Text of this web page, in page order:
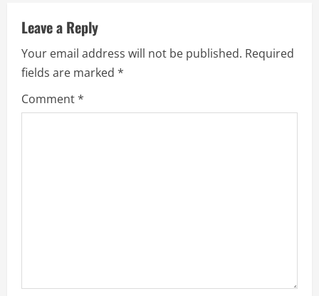
e
R
e
Leave a Reply
Your email address will not be published. Required
fields are marked *
Comment*